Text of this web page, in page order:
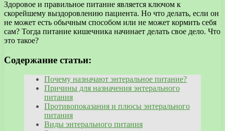
Здоровое и правильное питание является ключом к
скорейшему выздоровлению пациента. Но что делать, если он
не может есть обычным способом или не может кормить себя
сам? Тогда питание кишечника начинает делать свое дело. Что
это такое?
Содержание статьи:
Почему назначают энтеральное питание?
Причины для назначения энтерального
питания
Противопоказания и плюсы энтерального
питания
Виды энтерального питания